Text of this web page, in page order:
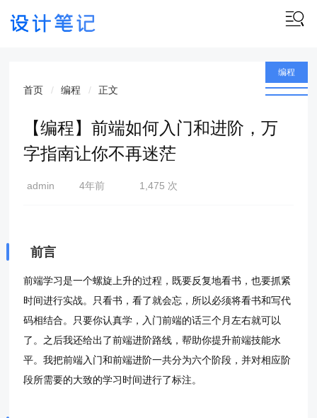
首页 编程 正文
编程
【编程】前端如何入门和进阶，万
字指南让你不再迷茫
admin
4年前
1,475 次
前言
前端学习是一个螺旋上升的过程，既要反复地看书，也要抓紧
时间进行实战。只看书，看了就会忘，所以必须将看书和写代
码相结合。只要你认真学，入门前端的话三个月左右就可以
了。之后我还给出了前端进阶路线，帮助你提升前端技能水
平。我把前端入门和前端进阶一共分为六个阶段，并对相应阶
段所需要的大致的学习时间进行了标注。